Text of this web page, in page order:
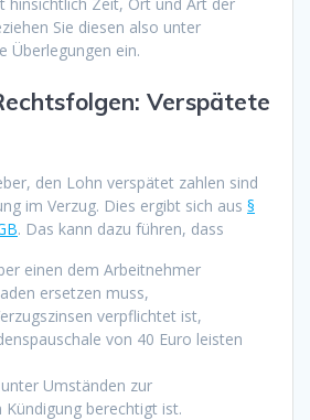
Sie diesen also unter
Überlegungen ein.
Verspätete
den Lohn verspätet zahlen sind
im Verzug. Dies ergibt sich aus §
. Das kann dazu führen, dass
einen dem Arbeitnehmer
ersetzen muss,
verpflichtet ist,
von 40 Euro leisten
Umständen zur
berechtigt ist.